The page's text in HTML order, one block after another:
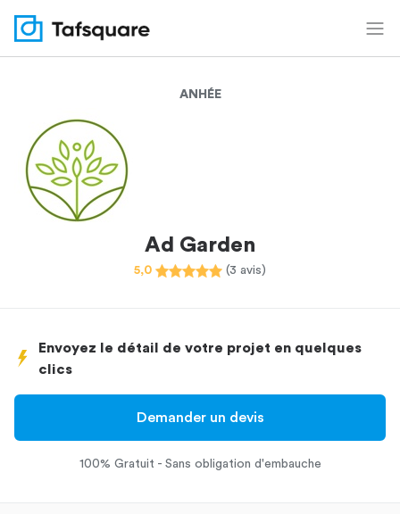
ANHÉE
Ad Garden
5,0 (3 avis)
Envoyez le détail de votre projet en quelques
clics
Demander un devis
100% Gratuit - Sans obligation d'embauche